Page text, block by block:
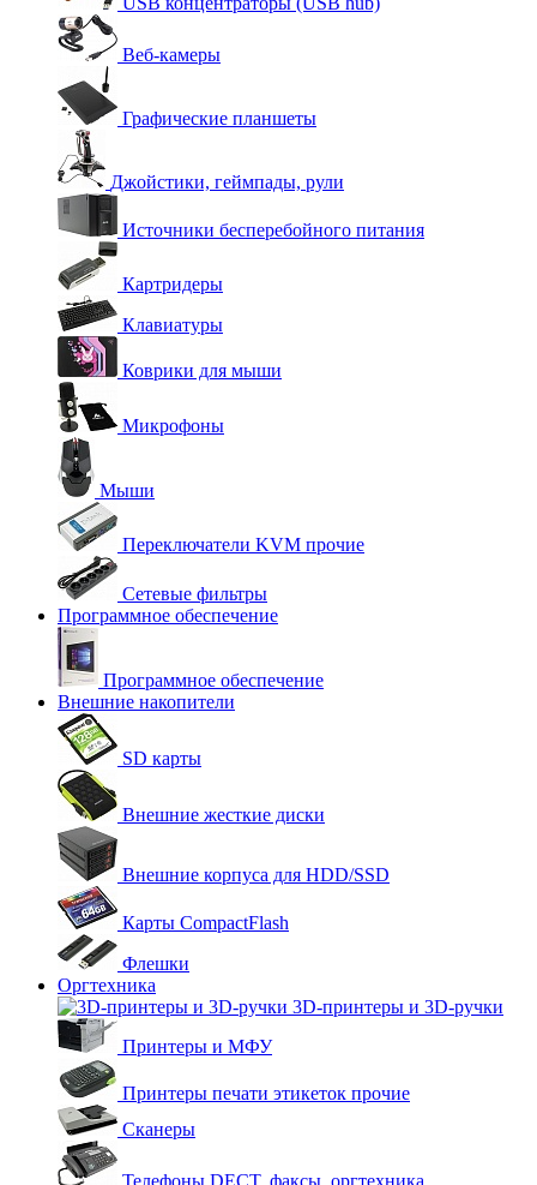
Веб-камеры
Графические планшеты
Джойстики, геймпады, рули
Источники бесперебойного питания
Картридеры
Клавиатуры
Коврики для мыши
Микрофоны
Мыши
Переключатели KVM прочие
Сетевые фильтры
Программное обеспечение
Программное обеспечение
Внешние накопители
SD карты
Внешние жесткие диски
Внешние корпуса для HDD/SSD
Карты CompactFlash
Флешки
Оргтехника
3D-принтеры и 3D-ручки
Принтеры и МФУ
Принтеры печати этикеток прочие
Сканеры
Телефоны DECT, факсы, оргтехника